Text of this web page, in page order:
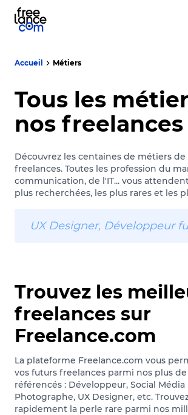
Accueil Métiers
Tous les
nos freelances
Découvrez les centaines de métiers
freelances. Toutes les profession du
communication, de l'IT... vous
plus recherchées, les plus rares et les
UX Designer, Développeur
Trouvez les
freelances sur
Freelance.com
La plateforme Freelance.com vous
vos futurs freelances parmi nos plus de
référencés : Développeur, Social Média
Photographe, UX Designer, etc.
rapidement la perle rare parmi nos